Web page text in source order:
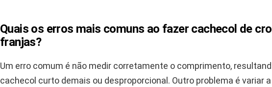
Quais os erros mais comuns ao fazer cachecol de
franjas?
Um erro comum é não medir corretamente o comprimento,
cachecol curto demais ou desproporcional. Outro problema é variar